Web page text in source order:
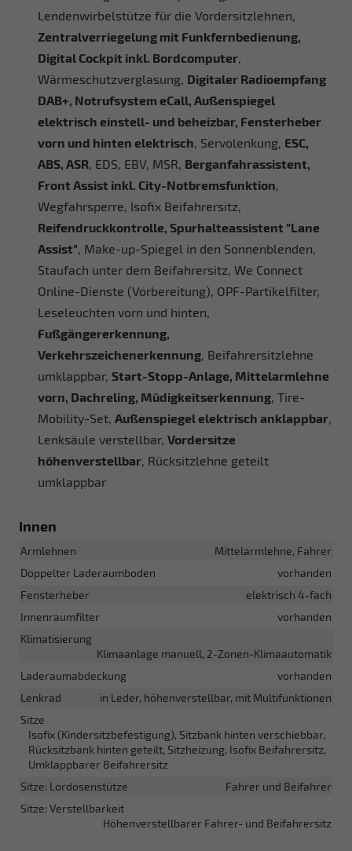
Lendenwirbelstütze für die Vordersitzlehnen,
Zentralverriegelung mit Funkfernbedienung,
Digital Cockpit inkl. Bordcomputer
Wärmeschutzverglasung, Digitaler Radioempfang
DAB+, Notrufsystem eCall, Außenspiegel
elektrisch einstell- und beheizbar, Fensterheber
vorn und hinten elektrisch , Servolenkung, ESC,
ABS, ASR , EDS, EBV, MSR, Berganfahrassistent,
Front Assist inkl. City-Notbremsfunktion
Wegfahrsperre, Isofix Beifahrersitz,
Reifendruckkontrolle, Spurhalteassistent "Lane
Assist" , Make-up-Spiegel in den Sonnenblenden,
Staufach unter dem Beifahrersitz, We Connect
Online-Dienste (Vorbereitung), OPF-Partikelfilter,
Leseleuchten vorn und hinten,
Fußgängererkennung,
Verkehrszeichenerkennung , Beifahrersitzlehne
umklappbar, Start-Stopp-Anlage, Mittelarmlehne
vorn, Dachreling, Müdigkeitserkennung , Tire-
Mobility-Set, Außenspiegel elektrisch anklappbar
Lenksäule verstellbar, Vordersitze
höhenverstellbar , Rücksitzlehne geteilt
umklappbar
Innen
Armlehnen
Mittelarmlehne, Fahrer
Doppelter Laderaumboden
vorhanden
Fensterheber
elektrisch 4-fach
Innenraumfilter
vorhanden
Klimatisierung
Klimaanlage manuell, 2-Zonen-Klimaautomatik
Laderaumabdeckung
vorhanden
Lenkrad
in Leder, höhenverstellbar, mit Multifunktionen
Sitze
Isofix (Kindersitzbefestigung), Sitzbank hinten verschiebbar,
Rücksitzbank hinten geteilt, Sitzheizung, Isofix Beifahrersitz,
Umklappbarer Beifahrersitz
Sitze: Lordosenstütze
Fahrer und Beifahrer
Sitze: Verstellbarkeit
Höhenverstellbarer Fahrer- und Beifahrersitz